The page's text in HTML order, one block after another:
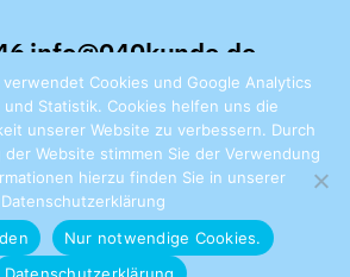
info@040kunde.de
ImpressumCookies und Google Analytics
Statistik. Cookies helfen uns die
unserer Website zu verbessern. Durch
Website stimmen Sie der Verwendung
hierzu finden Sie in unserer
Datenschutzerklärung
Nur notwendige Cookies.
Datenschutzerklärung